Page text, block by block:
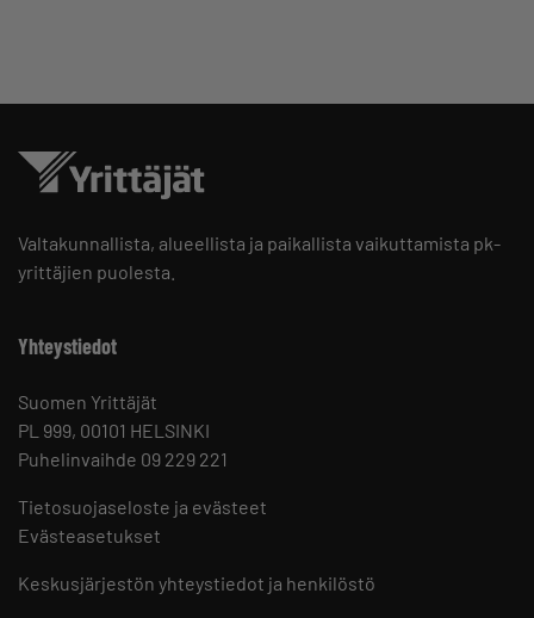
Valtakunnallista, alueellista ja paikallista vaikuttamista pk-
yrittäjien puolesta.
Yhteystiedot
Suomen Yrittäjät
PL 999, 00101 HELSINKI
Puhelinvaihde 09 229 221
Tietosuojaseloste ja evästeet
Evästeasetukset
Keskusjärjestön yhteystiedot ja henkilöstö